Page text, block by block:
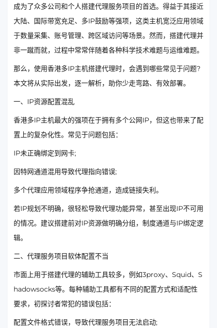
成为了众多公司和个人搭建代理服务项目的首选。得益于其接近
大陆、国际带宽充足、多IP鼓励等强项，这类主机宽泛应用领域
于数量采集、账号管理、跨区域访问等场景。然而，搭建代理并
非一蹴而就，过程中常常伴随着各种科学技术难题与运维难题。
那么，使用香港多IP主机搭建代理时，会遇到哪些常见于问题?
本文将从实际出发，逐一解析，助你少走弯路、有效部署。
一、IP资源配置混乱
香港多IP主机最大的强项在于拥有多个公网IP，但这也带来了配
置上的复杂化性。常见于问题包括：
IP未正确绑定到网卡;
因特网通道混用导致代理指向错误;
多个代理应用领域程序争抢通道，造成链接失利。
若IP规划不明确，很轻松导致代理功能异常，甚至出现IP不可用
的情况。建议搭建前对IP资源做明确分组，制度通道与IP绑定逻
辑。
二、代理服务项目软体配置不当
市面上用于搭建代理的辅助工具较多，例如3proxy、Squid、S
hadowsocks等。每种辅助工具都有不同的配置方式和适配性
要求，初探讨者常犯的错误包括：
配置文件格式错误，导致代理服务项目无法启动;